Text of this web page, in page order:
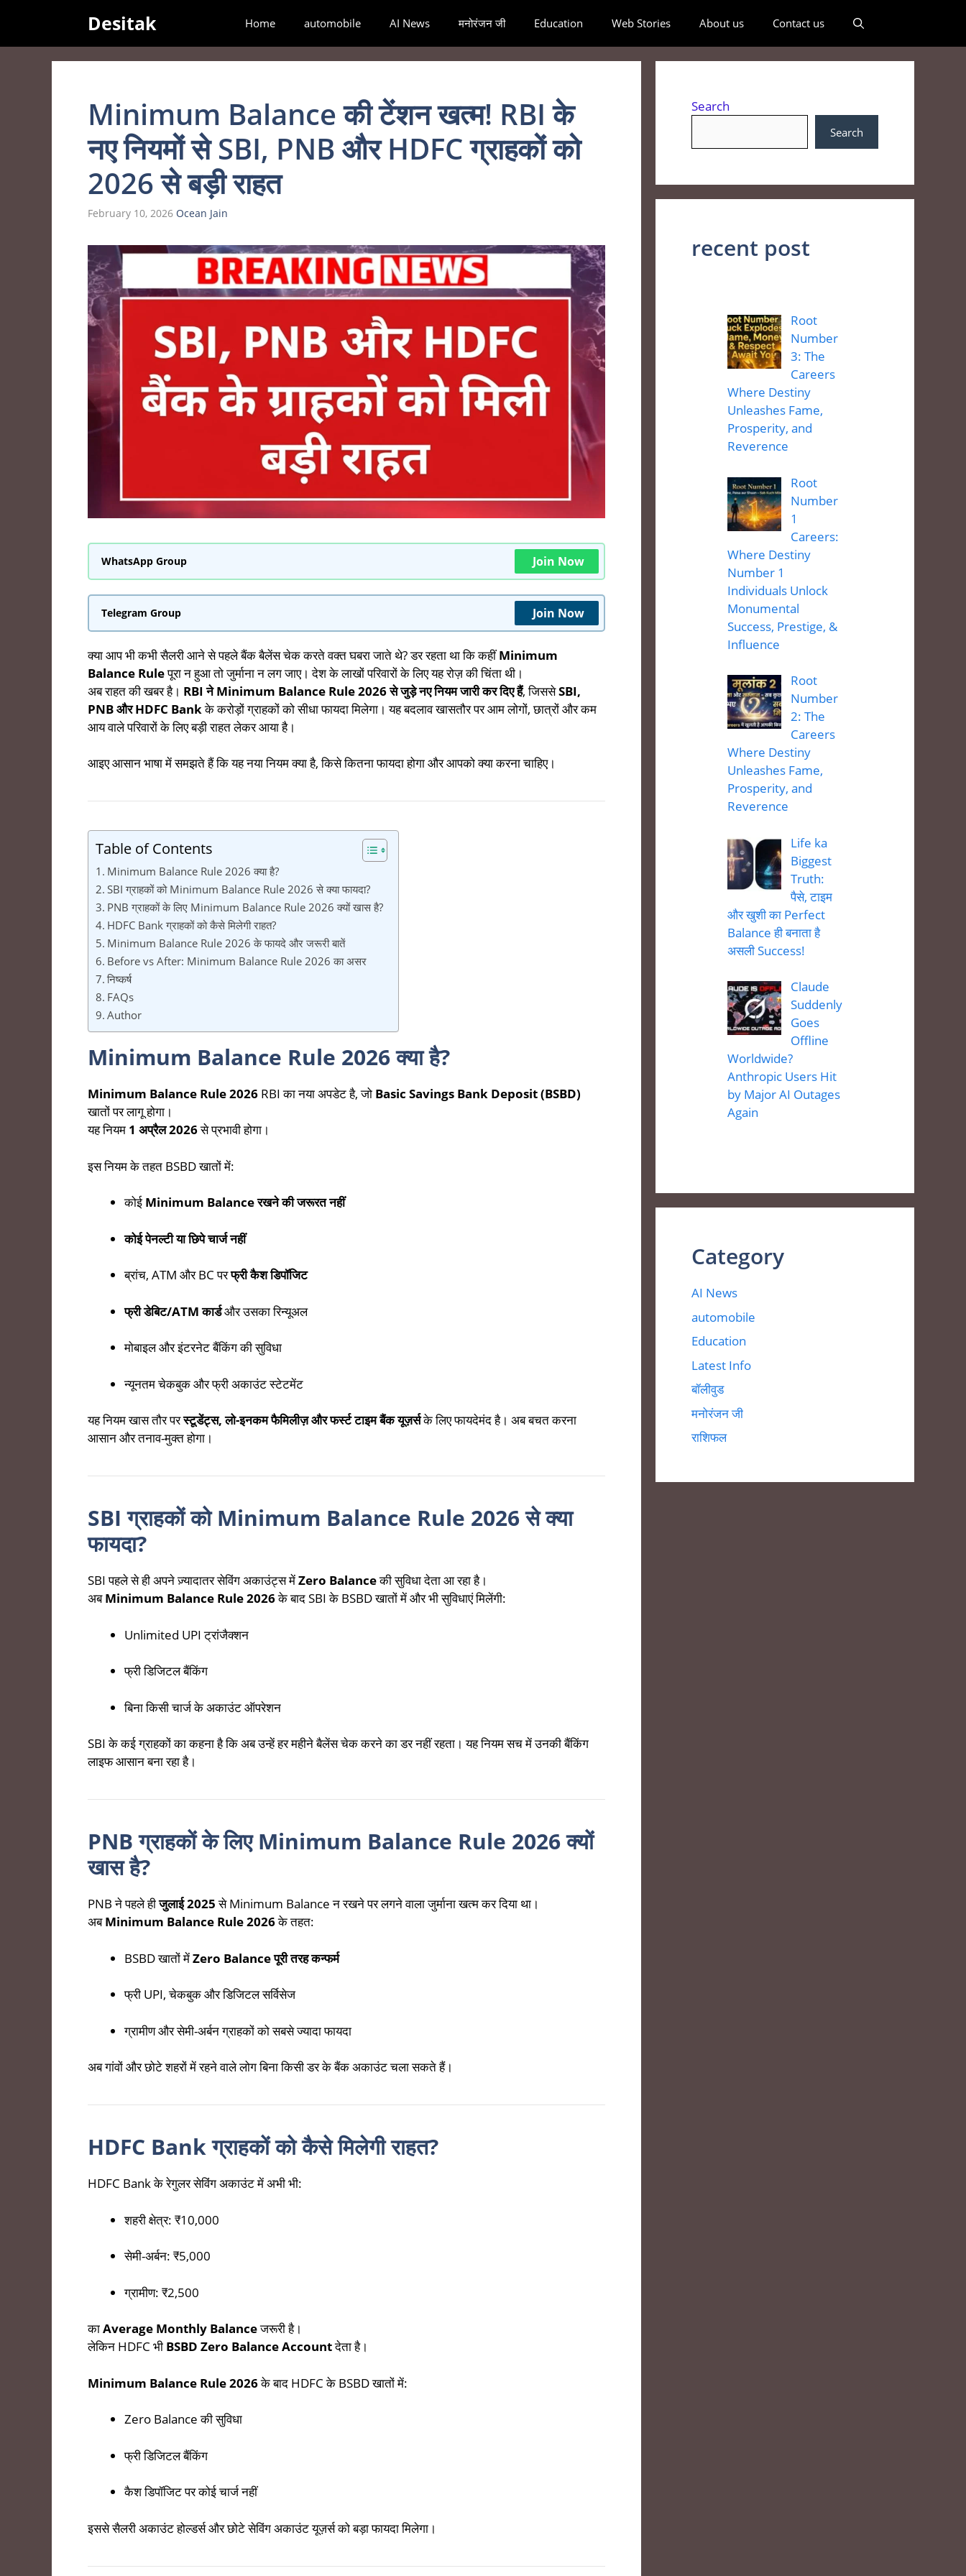
content
Desitak Home automobile AI News मनोरंजन जी Education Web Stories About us Contact us
Minimum Balance की टेंशन खत्म! RBI के
नए नियमों से SBI, PNB और HDFC ग्राहकों को
2026 से बड़ी राहत
February 10, 2026 Ocean Jain
WhatsApp Group Join Now
Telegram Group Join Now
क्या आप भी कभी सैलरी आने से पहले बैंक बैलेंस चेक करते वक्त घबरा जाते थे? डर रहता था कि कहींMinimum
Balance Ruleपूरा न हुआ तो जुर्माना न लग जाए। देश के लाखों परिवारों के लिए यह रोज़ की चिंता थी।
अब राहत की खबर है। RBI ने Minimum Balance Rule 2026 से जुड़े नए नियम जारी कर दिए हैं, जिससेSBI,
PNB और HDFC Bankके करोड़ों ग्राहकों को सीधा फायदा मिलेगा। यह बदलाव खासतौर पर आम लोगों, छात्रों और कम
आय वाले परिवारों के लिए बड़ी राहत लेकर आया है।
आइए आसान भाषा में समझते हैं कि यह नया नियम क्या है, किसे कितना फायदा होगा और आपको क्या करना चाहिए।
Table of Contents
Minimum Balance Rule 2026 क्या है?
SBI ग्राहकों को Minimum Balance Rule 2026 से क्या फायदा?
PNB ग्राहकों के लिए Minimum Balance Rule 2026 क्यों खास है?
HDFC Bank ग्राहकों को कैसे मिलेगी राहत?
Minimum Balance Rule 2026 के फायदे और जरूरी बातें
Before vs After: Minimum Balance Rule 2026 का असर
निष्कर्ष
FAQs
Author
Minimum Balance Rule 2026 क्या है?
Minimum Balance Rule 2026 RBI का नया अपडेट है, जो Basic Savings Bank Deposit (BSBD)
खातों पर लागू होगा।
यह नियम 1 अप्रैल 2026से प्रभावी होगा।
इस नियम के तहत BSBD खातों में:
कोई Minimum Balance रखने की जरूरत नहीं
कोई पेनल्टी या छिपे चार्ज नहीं
ब्रांच, ATM और BC परफ्री कैश डिपॉजिट
फ्री डेबिट/ATM कार्डऔर उसका रिन्यूअल
मोबाइल और इंटरनेट बैंकिंग की सुविधा
न्यूनतम चेकबुक और फ्री अकाउंट स्टेटमेंट
यह नियम खास तौर परस्टूडेंट्स, लो-इनकम फैमिलीज़ और फर्स्ट टाइम बैंक यूज़र्सके लिए फायदेमंद है। अब बचत करना
आसान और तनाव-मुक्त होगा।
SBI ग्राहकों को Minimum Balance Rule 2026 से क्या
फायदा?
SBI पहले से ही अपने ज़्यादातर सेविंग अकाउंट्स मेंZero Balanceकी सुविधा देता आ रहा है।
अबMinimum Balance Rule 2026के बाद SBI के BSBD खातों में और भी सुविधाएं मिलेंगी:
Unlimited UPI ट्रांजैक्शन
फ्री डिजिटल बैंकिंग
बिना किसी चार्ज के अकाउंट ऑपरेशन
SBI के कई ग्राहकों का कहना है कि अब उन्हें हर महीने बैलेंस चेक करने का डर नहीं रहता। यह नियम सच में उनकी बैंकिंग
लाइफ आसान बना रहा है।
PNB ग्राहकों के लिए Minimum Balance Rule 2026 क्यों
खास है?
PNB ने पहले हीजुलाई 2025से Minimum Balance न रखने पर लगने वाला जुर्माना खत्म कर दिया था।
अबMinimum Balance Rule 2026के तहत:
BSBD खातों मेंZero Balance पूरी तरह कन्फर्म
फ्री UPI, चेकबुक और डिजिटल सर्विसेज
ग्रामीण और सेमी-अर्बन ग्राहकों को सबसे ज्यादा फायदा
अब गांवों और छोटे शहरों में रहने वाले लोग बिना किसी डर के बैंक अकाउंट चला सकते हैं।
HDFC Bank ग्राहकों को कैसे मिलेगी राहत?
HDFC Bank के रेगुलर सेविंग अकाउंट में अभी भी:
शहरी क्षेत्र: ₹10,000
सेमी-अर्बन: ₹5,000
ग्रामीण: ₹2,500
काAverage Monthly Balanceजरूरी है।
लेकिन HDFC भी BSBD Zero Balance Accountदेता है।
Minimum Balance Rule 2026के बाद HDFC के BSBD खातों में:
Zero Balance की सुविधा
फ्री डिजिटल बैंकिंग
कैश डिपॉजिट पर कोई चार्ज नहीं
इससे सैलरी अकाउंट होल्डर्स और छोटे सेविंग अकाउंट यूज़र्स को बड़ा फायदा मिलेगा।
Search
Search
recent post
Root
Number
3: The
Careers
Where Destiny
Unleashes Fame,
Prosperity, and
Reverence
Root
Number
1
Careers:
Where Destiny
Number 1
Individuals Unlock
Monumental
Success, Prestige, &
Influence
Root
Number
2: The
Careers
Where Destiny
Unleashes Fame,
Prosperity, and
Reverence
Life ka
Biggest
Truth:
पैसे, टाइम
और खुशी का Perfect
Balance ही बनाता है
असली Success!
Claude
Suddenly
Goes
Offline
Worldwide?
Anthropic Users Hit
by Major AI Outages
Again
Category
AI News
automobile
Education
Latest Info
बॉलीवुड
मनोरंजन जी
राशिफल